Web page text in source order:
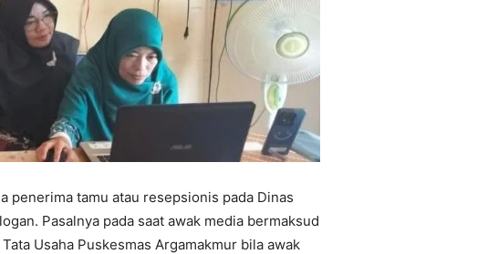
penerima tamu atau resepsionis pada Dinas
Pasalnya pada saat awak media bermaksud
Usaha Puskesmas Argamakmur bila awak